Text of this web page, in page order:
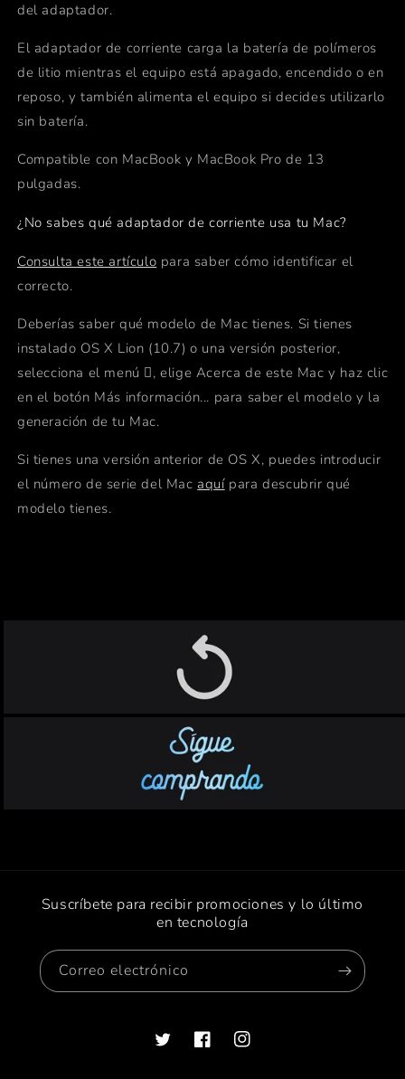
del adaptador.
El adaptador de corriente carga la batería de polímeros
de litio mientras el equipo está apagado, encendido o en
reposo, y también alimenta el equipo si decides utilizarlo
sin batería.
Compatible con MacBook y MacBook Pro de 13
pulgadas.
¿No sabes qué adaptador de corriente usa tu Mac?
Consulta este artículo para saber cómo identificar el
correcto.
Deberías saber qué modelo de Mac tienes. Si tienes
instalado OS X Lion (10.7) o una versión posterior,
selecciona el menú , elige Acerca de este Mac y haz clic
en el botón Más información... para saber el modelo y la
generación de tu Mac.
Si tienes una versión anterior de OS X, puedes introducir
el número de serie del Mac aquí para descubrir qué
modelo tienes.
Suscríbete para recibir promociones y lo último
en tecnología
Correo electrónico
TwitterFacebookInstagram